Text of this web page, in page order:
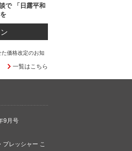
で 「日露平和
価格改定のお知
一覧はこちら
9月号
レッシャー こ